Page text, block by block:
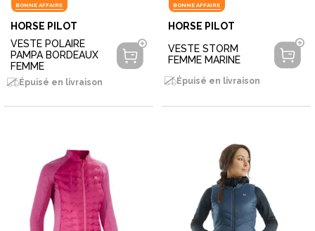
BONNE AFFAIRE
HORSE PILOT
VESTE POLAIRE
PAMPA BORDEAUX
FEMME
Épuisé en livraison
BONNE AFFAIRE
HORSE PILOT
VESTE STORM
FEMME MARINE
Épuisé en livraison